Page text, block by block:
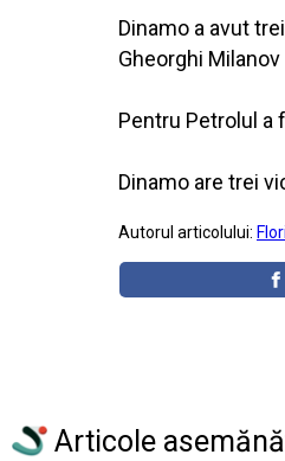
Dinamo a avut
Gheorghi
Pentru Petrolul a
Dinamo are trei
Autorul articolului:
Articole